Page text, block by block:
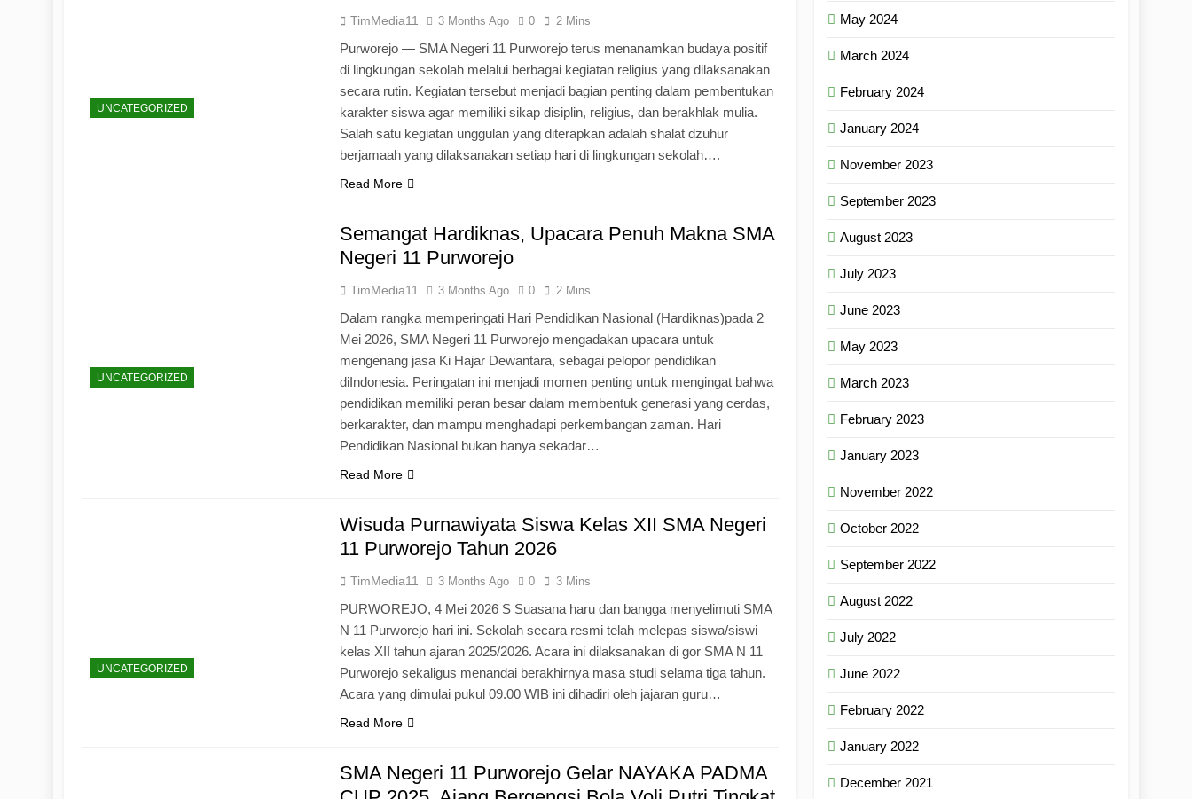
UNCATEGORIZED
TimMedia11 3 Months Ago 0 2 Mins
Purworejo — SMA Negeri 11 Purworejo terus menanamkan budaya positif
di lingkungan sekolah melalui berbagai kegiatan religius yang dilaksanakan
secara rutin. Kegiatan tersebut menjadi bagian penting dalam pembentukan
karakter siswa agar memiliki sikap disiplin, religius, dan berakhlak mulia.
Salah satu kegiatan unggulan yang diterapkan adalah shalat dzuhur
berjamaah yang dilaksanakan setiap hari di lingkungan sekolah….
Read More
UNCATEGORIZED
Semangat Hardiknas, Upacara Penuh Makna SMA
Negeri 11 Purworejo
TimMedia11 3 Months Ago 0 2 Mins
Dalam rangka memperingati Hari Pendidikan Nasional (Hardiknas)pada 2
Mei 2026, SMA Negeri 11 Purworejo mengadakan upacara untuk
mengenang jasa Ki Hajar Dewantara, sebagai pelopor pendidikan
diIndonesia. Peringatan ini menjadi momen penting untuk mengingat bahwa
pendidikan memiliki peran besar dalam membentuk generasi yang cerdas,
berkarakter, dan mampu menghadapi perkembangan zaman. Hari
Pendidikan Nasional bukan hanya sekadar…
Read More
UNCATEGORIZED
Wisuda Purnawiyata Siswa Kelas XII SMA Negeri
11 Purworejo Tahun 2026
TimMedia11 3 Months Ago 0 3 Mins
PURWOREJO, 4 Mei 2026 S Suasana haru dan bangga menyelimuti SMA
N 11 Purworejo hari ini. Sekolah secara resmi telah melepas siswa/siswi
kelas XII tahun ajaran 2025/2026. Acara ini dilaksanakan di gor SMA N 11
Purworejo sekaligus menandai berakhirnya masa studi selama tiga tahun.
Acara yang dimulai pukul 09.00 WIB ini dihadiri oleh jajaran guru…
Read More
SMA Negeri 11 Purworejo Gelar NAYAKA PADMA
May 2024
March 2024
February 2024
January 2024
November 2023
September 2023
August 2023
July 2023
June 2023
May 2023
March 2023
February 2023
January 2023
November 2022
October 2022
September 2022
August 2022
July 2022
June 2022
February 2022
January 2022
December 2021